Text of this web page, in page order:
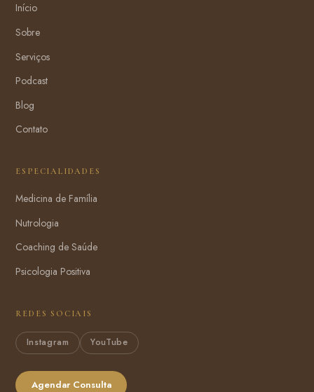
Início
Sobre
Serviços
Podcast
Blog
Contato
ESPECIALIDADES
Medicina de Família
Nutrologia
Coaching de Saúde
Psicologia Positiva
REDES SOCIAIS
Instagram YouTube
Agendar Consulta